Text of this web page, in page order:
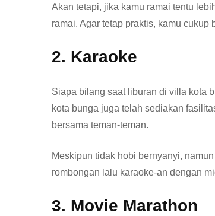
Akan tetapi, jika kamu ramai tentu
ramai. Agar tetap praktis, kamu
2. Karaoke
Siapa bilang saat liburan di villa kota
kota bunga juga telah sediakan
bersama teman-teman.
Meskipun tidak hobi bernyanyi,
rombongan lalu karaoke-an dengan
3. Movie Marathon